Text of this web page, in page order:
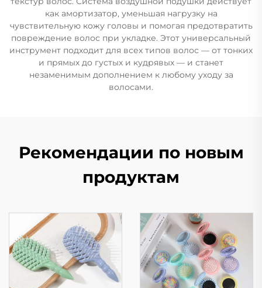
как амортизатор, уменьшая нагрузку на
чувствительную кожу головы и помогая предотвратить
повреждение волос при укладке. Этот универсальный
инструмент подходит для всех типов волос — от тонких
и прямых до густых и кудрявых — и станет
незаменимым дополнением к любому уходу за
волосами.
Рекомендации по новым
продуктам